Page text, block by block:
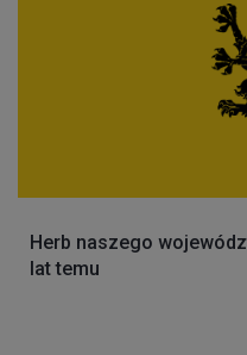
Herb naszego
lat temu